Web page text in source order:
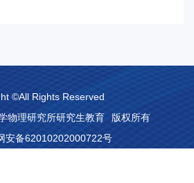
©All Rights Reserved
物理研究所研究生教育
版权所有
安备62010202000722号